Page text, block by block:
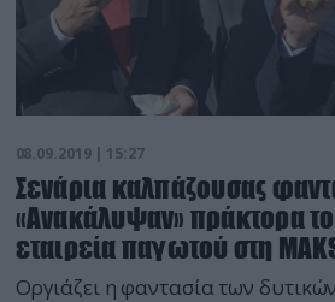
08.09.2019 | 15:27
Σενάρια καλπάζουσας
«Ανακάλυψαν» πράκτορα
εταιρεία παγωτού στη
Οργιάζει η φαντασία των